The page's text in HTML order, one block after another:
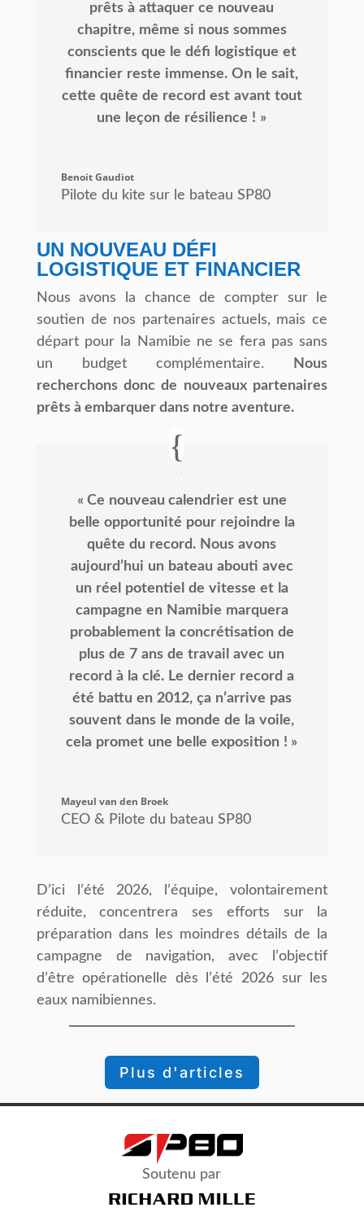
prêts à attaquer ce nouveau
chapitre, même si nous sommes
conscients que le défi logistique et
financier reste immense. On le sait,
cette quête de record est avant tout
une leçon de résilience ! »
Benoit Gaudiot
Pilote du kite sur le bateau SP80
UN NOUVEAU DÉFI
LOGISTIQUE ET FINANCIER
Nous avons la chance de compter sur le
soutien de nos partenaires actuels, mais ce
départ pour la Namibie ne se fera pas sans
un budget complémentaire.
Nous
recherchons donc de nouveaux partenaires
prêts à embarquer dans notre aventure.
« Ce nouveau calendrier est une
belle opportunité pour rejoindre la
quête du record. Nous avons
aujourd’hui un bateau abouti avec
un réel potentiel de vitesse et la
campagne en Namibie marquera
probablement la concrétisation de
plus de 7 ans de travail avec un
record à la clé. Le dernier record a
été battu en 2012, ça n’arrive pas
souvent dans le monde de la voile,
cela promet une belle exposition ! »
Mayeul van den Broek
CEO & Pilote du bateau SP80
Dʼici lʼété 2026, lʼéquipe, volontairement
réduite, concentrera ses efforts sur la
préparation dans les moindres détails de la
campagne de navigation, avec lʼobjectif
dʼêtre opérationelle dès lʼété 2026 sur les
eaux namibiennes.
Plus d'articles
Soutenu par